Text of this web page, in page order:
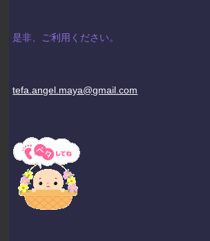
是非、ご利用ください。
tefa.angel.maya@gmail.com